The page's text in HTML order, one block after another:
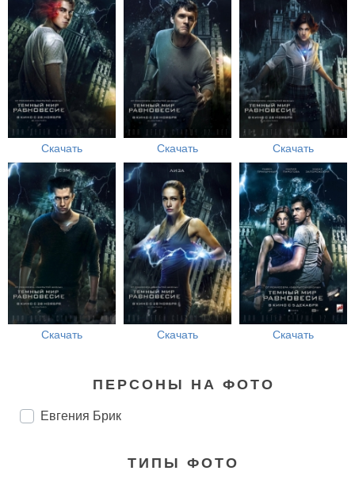
Скачать Скачать Скачать
Скачать Скачать Скачать
ПЕРСОНЫ НА ФОТО
Евгения Брик
ТИПЫ ФОТО